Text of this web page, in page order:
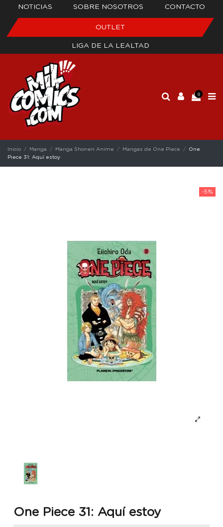
NOTICIAS SOBRE NOSOTROS CONTACTO
OUTLET
LIGA DE LA LEALTAD
0
Inicio Manga Manga Shonen Anime Mangas de One Piece
One
Piece 31: Aquí estoy
-5%
One Piece 31: Aquí estoy